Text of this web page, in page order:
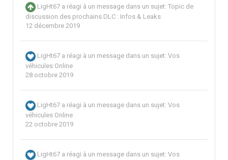
LigHt67 a réagi à un message dans un sujet: Topic de
discussion des prochains DLC : Infos & Leaks
12 décembre 2019
LigHt67 a réagi à un message dans un sujet: Vos
véhicules Online
28 octobre 2019
LigHt67 a réagi à un message dans un sujet: Vos
véhicules Online
22 octobre 2019
LigHt67 a réagi à un message dans un sujet: Vos